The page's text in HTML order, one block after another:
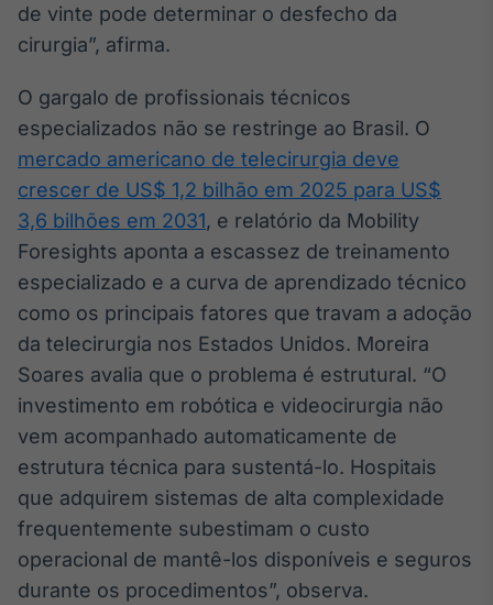
Tokenização
de ativos
Em breve
Crédito
Em breve
de vinte pode determinar o desfecho da
cirurgia”, afirma.
O gargalo de profissionais técnicos
especializados não se restringe ao Brasil. O
mercado americano de telecirurgia deve
crescer de US$ 1,2 bilhão em 2025 para US$
3,6 bilhões em 2031, e relatório da Mobility
Foresights aponta a escassez de treinamento
especializado e a curva de aprendizado técnico
como os principais fatores que travam a adoção
da telecirurgia nos Estados Unidos. Moreira
Soares avalia que o problema é estrutural. “O
investimento em robótica e videocirurgia não
vem acompanhado automaticamente de
estrutura técnica para sustentá-lo. Hospitais
que adquirem sistemas de alta complexidade
frequentemente subestimam o custo
operacional de mantê-los disponíveis e seguros
durante os procedimentos”, observa.